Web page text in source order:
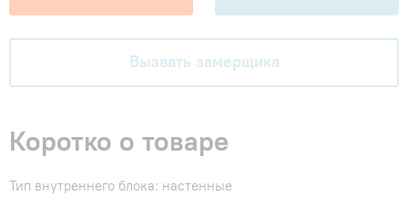
Вызвать замерщика
Коротко о товаре
Тип внутреннего блока: настенные